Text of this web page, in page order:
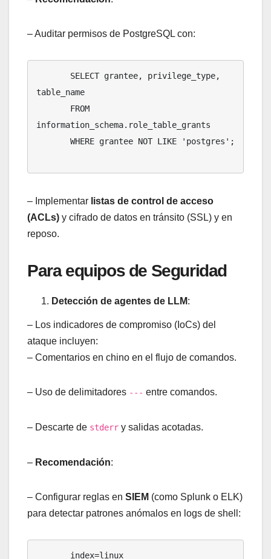
– Auditar permisos de PostgreSQL con:
table_name
information_schema.role_table_grants
– Implementar listas de control de acceso
(ACLs) y cifrado de datos en tránsito (SSL) y en
reposo.
Para equipos de Seguridad
Detección de agentes de LLM:
– Los indicadores de compromiso (IoCs) del
ataque incluyen:
– Comentarios en chino en el flujo de comandos.
– Uso de delimitadores --- entre comandos.
– Descarte de stderr y salidas acotadas.
– Recomendación:
– Configurar reglas en SIEM (como Splunk o ELK)
para detectar patrones anómalos en logs de shell: